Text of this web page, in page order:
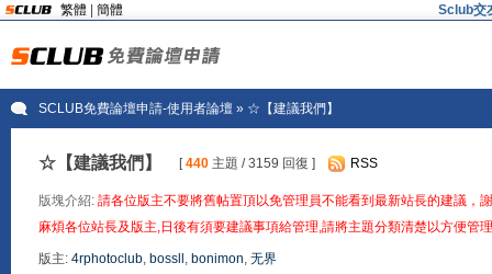
繁體 簡體 Sclub交
SCLUB免費論壇申請-使用者論壇» ☆【建議我們】
☆【建議我們】 [440主題 / 3159 回復 ] RSS
版塊介紹: 請各位版主不要將舊帖置頂以免管理員不能看到最新站長的建議，
麻煩各位站長及版主,日後有須要建議事項給管理,請將主題分類清楚以方便管
版主: 4rphotoclub, bossll , bonimon, 无界